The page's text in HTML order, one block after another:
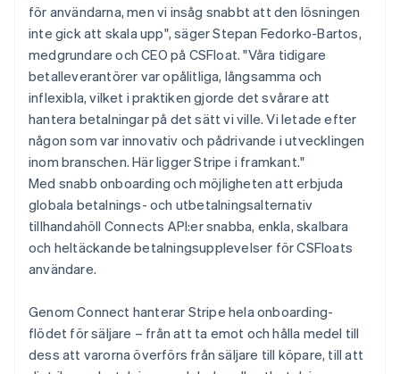
för användarna, men vi insåg snabbt att den lösningen
inte gick att skala upp", säger Stepan Fedorko-Bartos,
medgrundare och CEO på CSFloat. "Våra tidigare
betalleverantörer var opålitliga, långsamma och
inflexibla, vilket i praktiken gjorde det svårare att
hantera betalningar på det sätt vi ville. Vi letade efter
någon som var innovativ och pådrivande i utvecklingen
inom branschen. Här ligger Stripe i framkant."
Med snabb onboarding och möjligheten att erbjuda
globala betalnings- och utbetalningsalternativ
tillhandahöll Connects API:er snabba, enkla, skalbara
och heltäckande betalningsupplevelser för CSFloats
användare.
Genom Connect hanterar Stripe hela onboarding-
flödet för säljare – från att ta emot och hålla medel till
dess att varorna överförs från säljare till köpare, till att